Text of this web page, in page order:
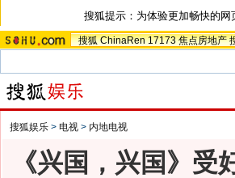
搜狐提示：为体验更加畅快的
搜狐 ChinaRen 17173 焦点房地产
搜狐娱乐 > 电视 > 内地电视
《兴国，兴国》